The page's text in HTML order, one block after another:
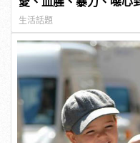
男
生活話題